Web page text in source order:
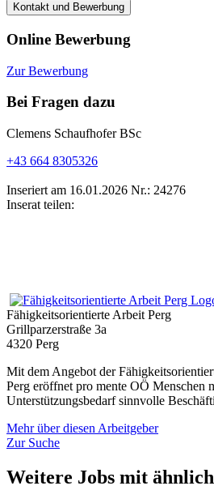
Kontakt und Bewerbung
Online Bewerbung
Zur Bewerbung
Bei Fragen dazu
Clemens Schaufhofer BSc
+43 664 8305326
Inseriert am 16.01.2026 Nr.: 24276
Inserat teilen:
Fähigkeitsorientierte Arbeit Perg
Grillparzerstraße 3a
4320 Perg
Mit dem Angebot der
Perg eröffnet pro mente OÖ Menschen
Unterstützungsbedarf sinnvolle
Mehr über diesen Arbeitgeber
Zur Suche
Weitere Jobs mit